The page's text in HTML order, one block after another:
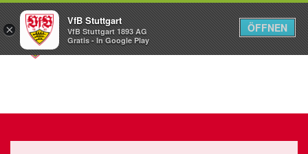
Menü
×
VfB Stuttgart
VfB Stuttgart 1893 AG
Gratis - In Google Play
ÖFFNEN